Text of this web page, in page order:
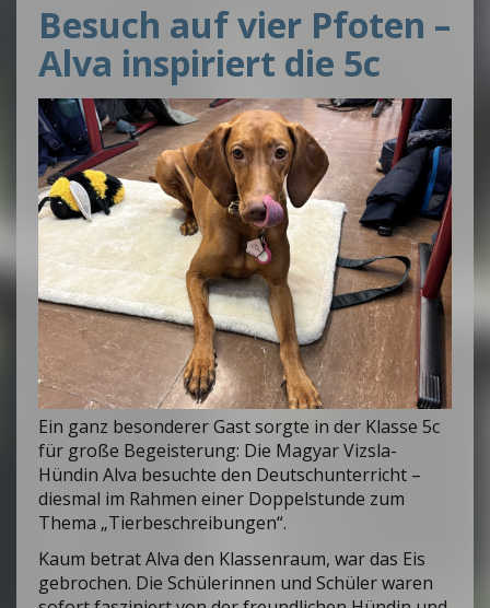
Besuch auf vier Pfoten –
Alva inspiriert die 5c
Ein ganz besonderer Gast sorgte in der Klasse 5c
für große Begeisterung: Die Magyar Vizsla-
Hündin Alva besuchte den Deutschunterricht –
diesmal im Rahmen einer Doppelstunde zum
Thema „Tierbeschreibungen“.
Kaum betrat Alva den Klassenraum, war das Eis
gebrochen. Die Schülerinnen und Schüler waren